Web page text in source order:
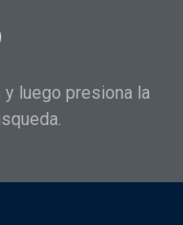
y luego presiona la